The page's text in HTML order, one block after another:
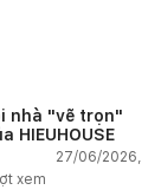
nhà "vẽ trọn"
HIEUHOUSE
27/06/2026,
xem